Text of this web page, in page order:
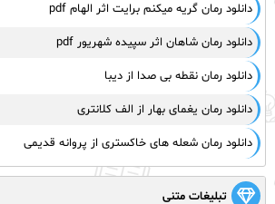
دانلود رمان گریه میکنم برایت اثر الهام pdf
دانلود رمان شاهان اثر سپیده شهریور pdf
دانلود رمان نقطه بی صدا از دیبا
دانلود رمان یغمای بهار از الف کلانتری
دانلود رمان شعله های خاکستری از پروانه قدیمی
تبلیغات متنی